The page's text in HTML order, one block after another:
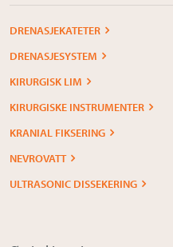
DRENASJEKATETER
DRENASJESYSTEM
KIRURGISK LIM
KIRURGISKE INSTRUMENTER
KRANIAL FIKSERING
NEVROVATT
ULTRASONIC DISSEKERING